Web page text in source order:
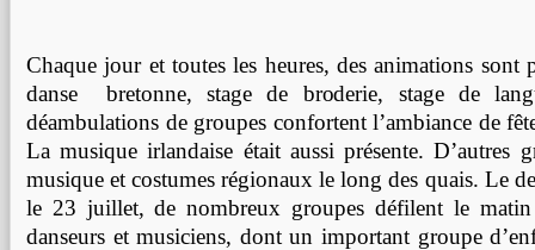
Chaque jour et toutes les heures, des animations sont
danse bretonne, stage de broderie, stage de
déambulations de groupes confortent l’ambiance de
La musique irlandaise était aussi présente. D’autres
musique et costumes régionaux le long des quais. Le
le 23 juillet, de nombreux groupes défilent le
danseurs et musiciens, dont un important groupe